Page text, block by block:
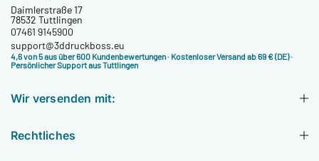
Daimlerstraße 17
78532 Tuttlingen
07461 9145900
support@3ddruckboss.eu
4,6 von 5 aus über 600 Kundenbewertungen· Kostenloser Versand ab 69 € (DE) ·
Persönlicher Support aus Tuttlingen
Wir versenden mit:
Rechtliches